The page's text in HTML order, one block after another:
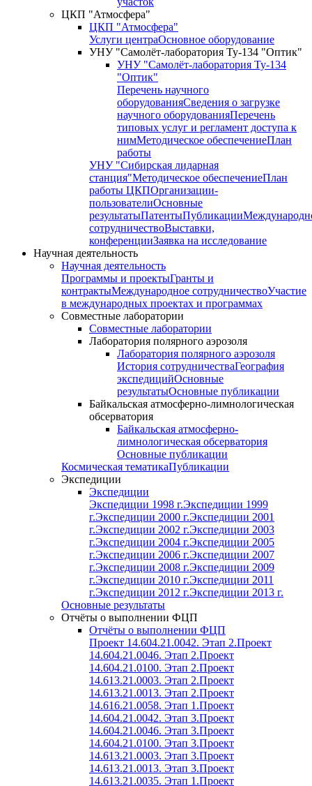
ЦКП "Атмосфера"
ЦКП "Атмосфера"
Услуги центраОсновное оборудование
УНУ "Самолёт-лаборатория Ту-134 "Оптик"
УНУ "Самолёт-лаборатория Ту-134
"Оптик"
Перечень научного
оборудованияСведения о загрузке
научного оборудованияПеречень
типовых услуг и регламент доступа к
нимМетодическое обеспечениеПлан
работы
УНУ "Сибирская лидарная
станция"Методическое обеспечениеПлан
работы ЦКПОрганизации-
пользователиОсновные
результатыПатентыПубликации
сотрудничествоВыставки,
конференцииЗаявка на исследование
Научная деятельность
Научная деятельность
Программы и проектыГранты и
контрактыМеждународное сотрудничествоУчастие
в международных проектах и программах
Совместные лаборатории
Совместные лаборатории
Лаборатория полярного аэрозоля
Лаборатория полярного аэрозоля
История сотрудничестваГеография
экспедицийОсновные
результатыОсновные публикации
Байкальская атмосферно-лимнологическая
обсерватория
Байкальская атмосферно-
лимнологическая обсерватория
Основные публикации
Космическая тематикаПубликации
Экспедиции
Экспедиции
Экспедиции 1998 г.Экспедиции 1999
г.Экспедиции 2000 г.Экспедиции 2001
г.Экспедиции 2002 г.Экспедиции 2003
г.Экспедиции 2004 г.Экспедиции 2005
г.Экспедиции 2006 г.Экспедиции 2007
г.Экспедиции 2008 г.Экспедиции 2009
г.Экспедиции 2010 г.Экспедиции 2011
г.Экспедиции 2012 г.Экспедиции 2013 г.
Основные результаты
Отчёты о выполнении ФЦП
Отчёты о выполнении ФЦП
Проект 14.604.21.0042. Этап 2.Проект
14.604.21.0046. Этап 2.Проект
14.604.21.0100. Этап 2.Проект
14.613.21.0003. Этап 2.Проект
14.613.21.0013. Этап 2.Проект
14.616.21.0058. Этап 1.Проект
14.604.21.0042. Этап 3.Проект
14.604.21.0046. Этап 3.Проект
14.604.21.0100. Этап 3.Проект
14.613.21.0003. Этап 3.Проект
14.613.21.0013. Этап 3.Проект
14.613.21.0035. Этап 1.Проект